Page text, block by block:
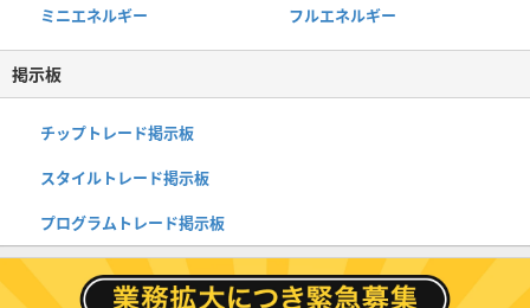
ミニエネルギー フルエネルギー
掲示板
チップトレード掲示板
スタイルトレード掲示板
プログラムトレード掲示板